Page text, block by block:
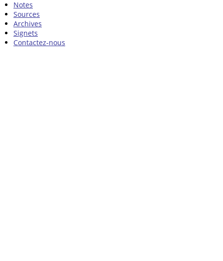
Notes
Sources
Archives
Signets
Contactez-nous